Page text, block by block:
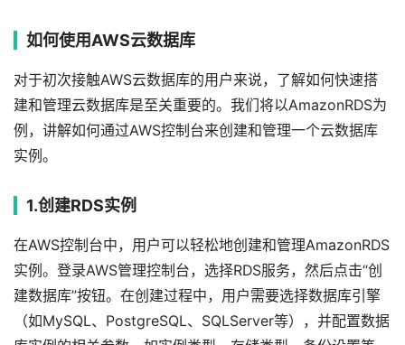
如何使用AWS云数据库
对于初次接触AWS云数据库的用户来说，了解如何快速搭
建和管理云数据库是至关重要的。我们将以AmazonRDS为
例，讲解如何通过AWS控制台来创建和管理一个云数据库
实例。
1.创建RDS实例
在AWS控制台中，用户可以轻松地创建和管理AmazonRDS
实例。登录AWS管理控制台，选择RDS服务，然后点击“创
建数据库”按钮。在创建过程中，用户需要选择数据库引擎
（如MySQL、PostgreSQL、SQLServer等），并配置数据